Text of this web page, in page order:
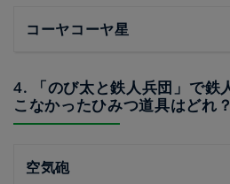
コーヤコーヤ星
4. 「のび太と鉄人兵団」で鉄
こなかったひみつ道具はどれ？
空気砲